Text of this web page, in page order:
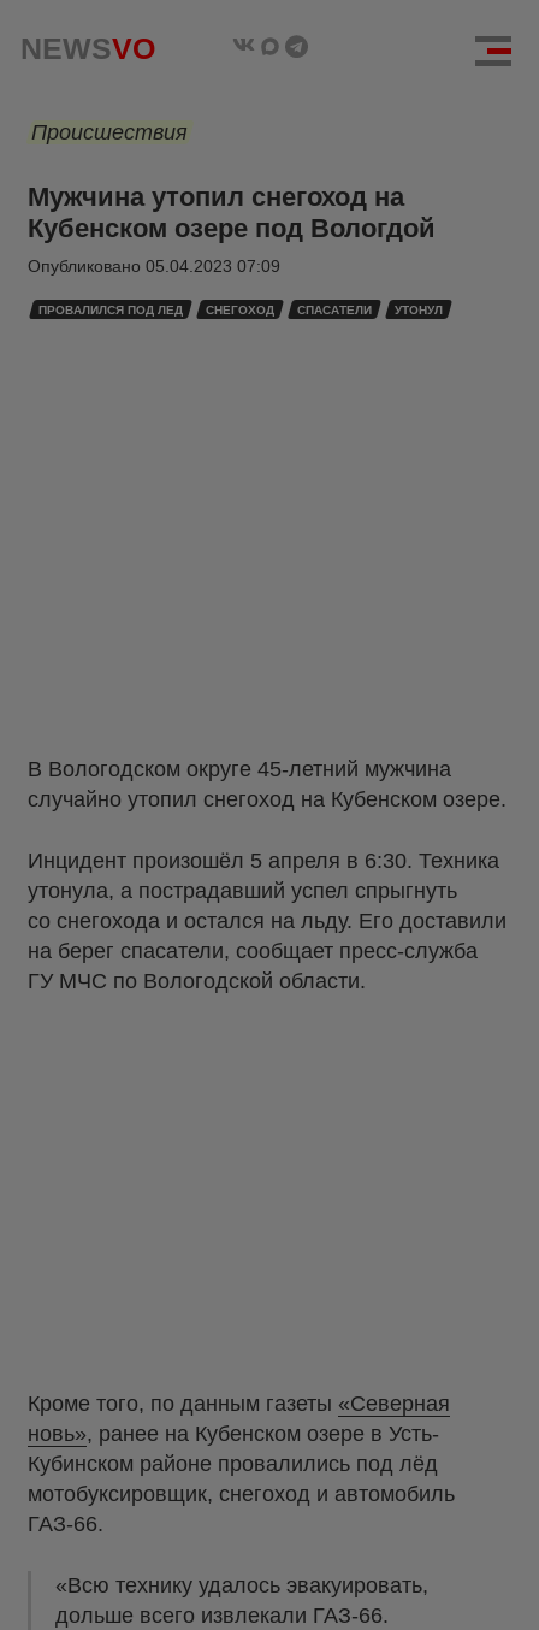
NEWSVO
Происшествия
Мужчина утопил снегоход на
Кубенском озере под Вологдой
Опубликовано 05.04.2023 07:09
ПРОВАЛИЛСЯ ПОД ЛЕД СНЕГОХОД СПАСАТЕЛИ УТОНУЛ
В Вологодском округе 45-летний мужчина
случайно утопил снегоход на Кубенском озере.
Инцидент произошёл 5 апреля в 6:30. Техника
утонула, а пострадавший успел спрыгнуть
со снегохода и остался на льду. Его доставили
на берег спасатели, сообщает пресс-служба
ГУ МЧС по Вологодской области.
Кроме того, по данным газеты «Северная
новь», ранее на Кубенском озере в Усть-
Кубинском районе провалились под лёд
мотобуксировщик, снегоход и автомобиль
ГАЗ-66.
«Всю технику удалось эвакуировать,
дольше всего извлекали ГАЗ-66.